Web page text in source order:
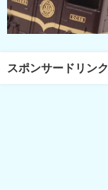
スポンサードリンク